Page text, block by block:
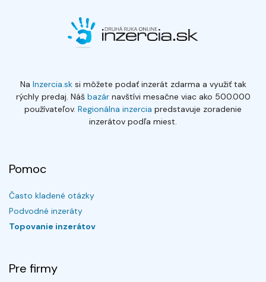
Na Inzercia.sksi môžete podať inzerát zdarma a využiť tak
rýchly predaj. Náš bazárnavštívi mesačne viac ako 500.000
používateľov. Regionálna inzercia predstavuje zoradenie
inzerátov podľa miest.
Pomoc
Často kladené otázky
Podvodné inzeráty
Topovanie inzerátov
Pre firmy